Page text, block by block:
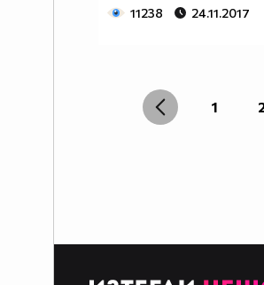
11238 24.11.2017
1